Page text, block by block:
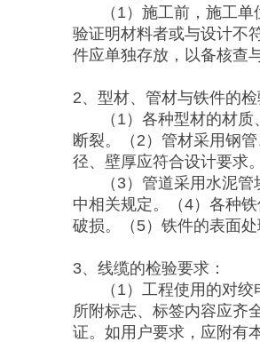
（1）施工前，施工
验证明材料者或与设计不
件应单独存放，以备核查
2、型材、管材与铁件的检
（1）各种型材的材
断裂。（2）管材采用钢
径、壁厚应符合设计要求。
（3）管道采用水泥
中相关规定。（4）各种
破损。（5）铁件的表面
3、线缆的检验要求：
（1）工程使用的对
所附标志、标签内容应齐
证。如用户要求，应附有